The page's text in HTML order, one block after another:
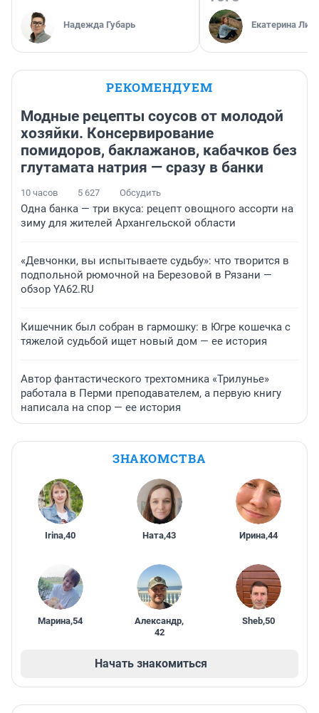
Надежда Губарь Екатерина
РЕКОМЕНДУЕМ
Модные рецепты соусов от молодой
хозяйки. Консервирование
помидоров, баклажанов, кабачков без
глутамата натрия — сразу в банки
10 часов 5 627 Обсудить
Одна банка — три вкуса: рецепт овощного ассорти на
зиму для жителей Архангельской области
«Девчонки, вы испытываете судьбу»: что творится в
подпольной рюмочной на Березовой в Рязани —
обзор YA62.RU
Кишечник был собран в гармошку: в Югре кошечка с
тяжелой судьбой ищет новый дом — ее история
Автор фантастического трехтомника «Трилунье»
работала в Перми преподавателем, а первую книгу
написала на спор — ее история
ЗНАКОМСТВА
Irina,40 Ната,43 Ирина,44
Марина,54 Александр,
42
Sheb,50
Начать знакомиться